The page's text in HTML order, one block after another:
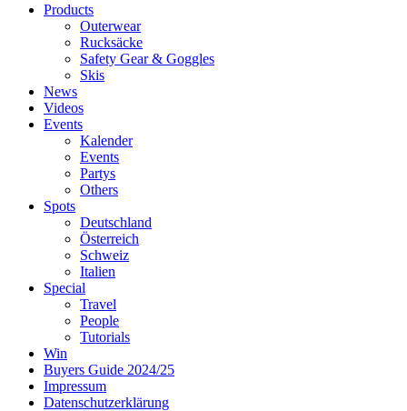
Products
Outerwear
Rucksäcke
Safety Gear & Goggles
Skis
News
Videos
Events
Kalender
Events
Partys
Others
Spots
Deutschland
Österreich
Schweiz
Italien
Special
Travel
People
Tutorials
Win
Buyers Guide 2024/25
Impressum
Datenschutzerklärung